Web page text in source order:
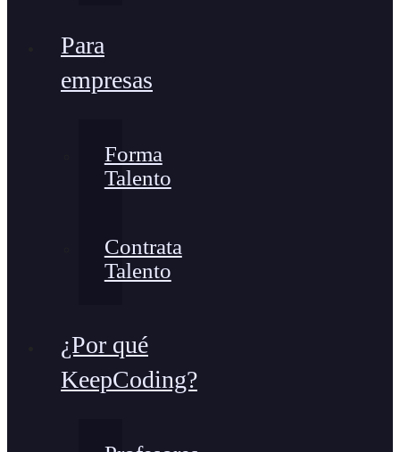
Para
empresas
Forma
Talento
Contrata
Talento
¿Por qué
KeepCoding?